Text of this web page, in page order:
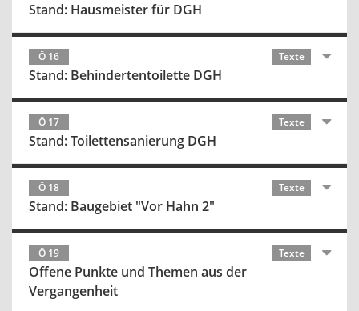
Stand: Hausmeister für DGH
Ö 16 Texte
Stand: Behindertentoilette DGH
Ö 17 Texte
Stand: Toilettensanierung DGH
Ö 18 Texte
Stand: Baugebiet "Vor Hahn 2"
Ö 19 Texte
Offene Punkte und Themen aus der
Vergangenheit